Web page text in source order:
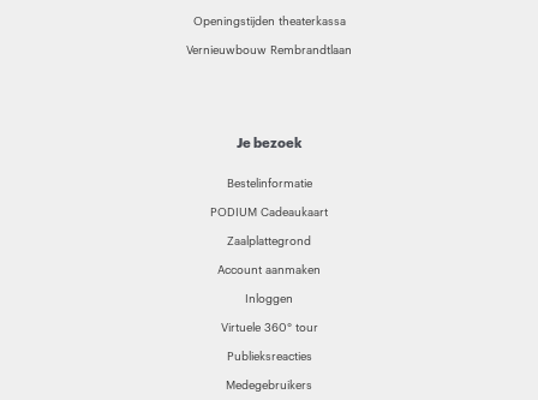
Openingstijden theaterkassa
Vernieuwbouw Rembrandtlaan
Je bezoek
Bestelinformatie
PODIUM Cadeaukaart
Zaalplattegrond
Account aanmaken
Inloggen
Virtuele 360° tour
Publieksreacties
Medegebruikers